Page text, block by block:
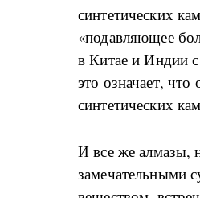
синтетических
«подавляющее
в Китае и Индии с
это означает,
синтетических
И все же алмазы,
замечательными